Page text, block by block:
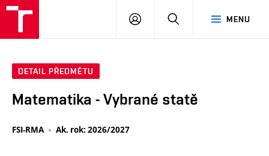
MENU
PŘIHLÁSIT
DETAIL PŘEDMĚTU
Matematika - Vybrané statě
FSI-RMA Ak. rok: 2026/2027